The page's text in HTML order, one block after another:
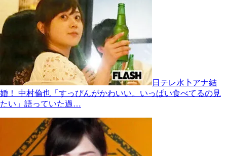
日テレ水卜アナ結
婚！ 中村倫也「すっぴんがかわいい。いっぱい食べてるの見
たい」語っていた過…